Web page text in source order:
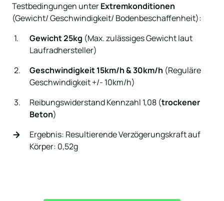
Testbedingungen unter
(Gewicht/ Geschwindigkeit/ Bodenbeschaffenheit):
Gewicht 25kg (Max. zulässiges Gewicht laut
Laufradhersteller)
Geschwindigkeit 15km/h & 30km/h (Reguläre
Geschwindigkeit +/- 10km/h)
Reibungswiderstand Kennzahl 1,08 (trockener
Beton)
Ergebnis: Resultierende Verzögerungskraft auf
Körper: 0,52g